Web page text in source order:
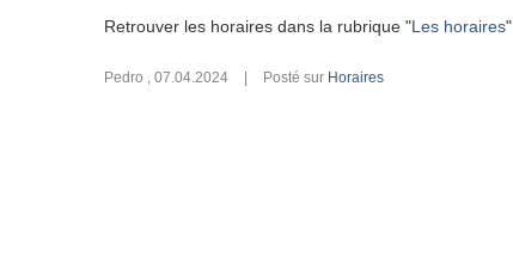
Retrouver les horaires dans la rubrique "Les horaires"
Pedro , 07.04.2024 Posté sur Horaires